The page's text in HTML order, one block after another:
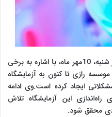
حمید کهرام در نشست خبری روز شنبه، 10مهر ماه، با اشاره به برخی
رازی تا کنون به آزمایشگاه
ایجاد کرده است.وی ادامه
این آزمایشگاه تلاش
محقق شود.